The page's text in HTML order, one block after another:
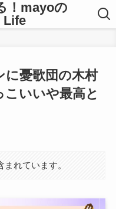
！mayoの
Life
に憂歌団の木村
こいいや最高と
れています。